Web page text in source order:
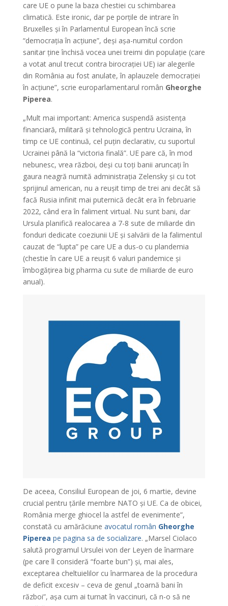
care UE o pune la baza chestiei cu schimbarea
climatică. Este ironic, dar pe porțile de intrare în
Bruxelles și în Parlamentul European încă scrie
“democrația în acțiune”, deși așa-numitul cordon
sanitar ține închisă vocea unei treimi din populație (care
a votat anul trecut contra birocrației UE) iar alegerile
din România au fost anulate, în aplauzele democrației
în acțiune”, scrie europarlamentarul român Gheorghe
Piperea.
„Mult mai important: America suspendă asistența
financiară, militară și tehnologică pentru Ucraina, în
timp ce UE continuă, cel puțin declarativ, cu suportul
Ucrainei până la “victoria finală”. UE pare că, în mod
nebunesc, vrea război, deși cu toți banii aruncați în
gaura neagră numită administrația Zelensky și cu tot
sprijinul american, nu a reușit timp de trei ani decât să
facă Rusia infinit mai puternică decât era în februarie
2022, când era în faliment virtual. Nu sunt bani, dar
Ursula planifică realocarea a 7-8 sute de miliarde din
fonduri dedicate coeziunii UE și salvării de la falimentul
cauzat de “lupta” pe care UE a dus-o cu plandemia
(chestie în care UE a reușit 6 valuri pandemice și
îmbogățirea big pharma cu sute de miliarde de euro
anual).
De aceea, Consiliul European de joi, 6 martie, devine
crucial pentru țările membre NATO și UE. Ca de obicei,
România merge ghiocel la astfel de evenimente”,
constată cu amărăciune avocatul român Gheorghe
Piperea pe pagina sa de socializare. „Marsel Ciolaco
salută programul Ursulei von der Leyen de înarmare
(pe care îl consideră “foarte bun”) și, mai ales,
exceptarea cheltuielilor cu înarmarea de la procedura
de deficit excesiv – ceva de genul „toarnă bani în
război”, așa cum ai turnat în vaccinuri, că n-o să ne